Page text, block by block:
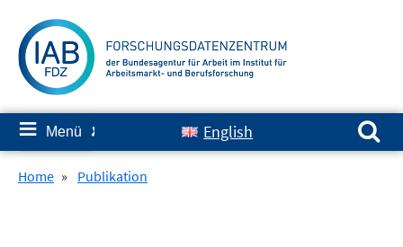
zum
Inhalt
≡ Menü ✘ English
Suchen nach:
Home » Publikation